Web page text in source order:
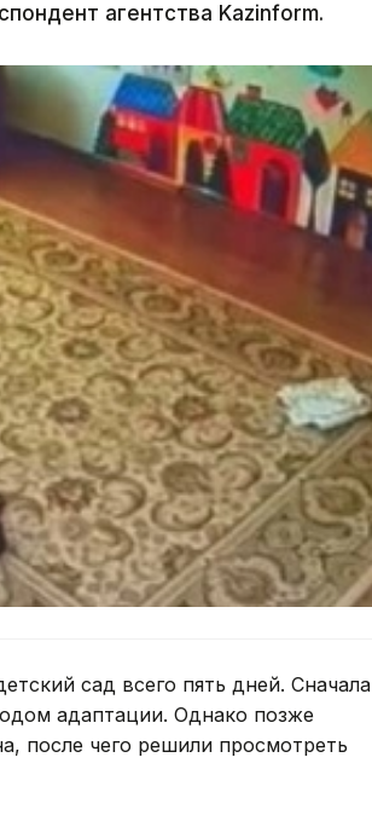
агентства Kazinform.
сад всего пять дней. Сначала
адаптации. Однако позже
после чего решили просмотреть